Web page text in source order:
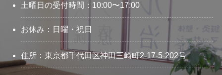
土曜日の受付時間：10:00〜17:00
お休み：日曜・祝日
住所：東京都千代田区神田三崎町2-17-5-202号